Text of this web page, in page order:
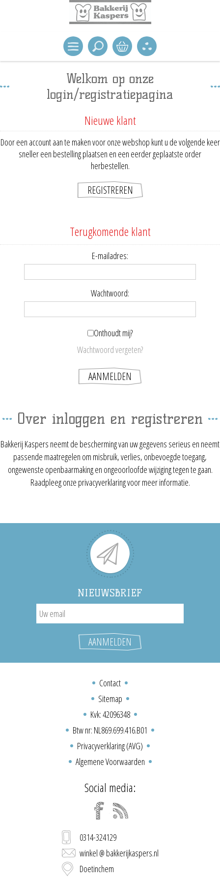
Welkom op onze
login/registratiepagina
Nieuwe klant
Door een account aan te maken voor onze webshop kunt u de volgende keer
sneller een bestelling plaatsen en een eerder geplaatste order
herbestellen.
Terugkomende klant
E-mailadres:
Wachtwoord:
Onthoudt mij?
Wachtwoord vergeten?
Over inloggen en registreren
Bakkerij Kaspers neemt de bescherming van uw gegevens serieus en neemt
passende maatregelen om misbruik, verlies, onbevoegde toegang,
ongewenste openbaarmaking en ongeoorloofde wijziging tegen te gaan.
Raadpleeg onze privacyverklaring voor meer informatie.
NIEUWSBRIEF
Contact
Sitemap
Kvk: 42096348
Btw nr: NL869.699.416.B01
Privacyverklaring (AVG)
Algemene Voorwaarden
Social media:
0314-324129
winkel @ bakkerijkaspers.nl
Doetinchem